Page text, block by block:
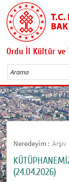
Ordu İl Kültür ve
Neredeyim : Arşiv
(24.04.2026)